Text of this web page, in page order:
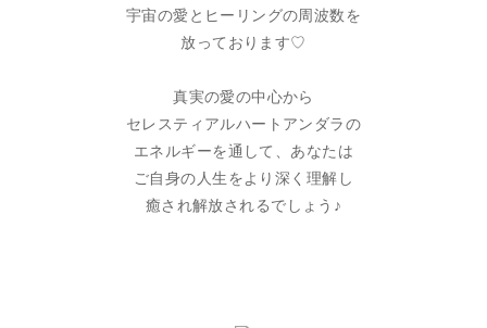
宇宙の愛とヒーリングの周波数を
放っております♡
真実の愛の中心から
セレスティアルハートアンダラの
エネルギーを通して、あなたは
ご自身の人生をより深く理解し
癒され解放されるでしょう♪